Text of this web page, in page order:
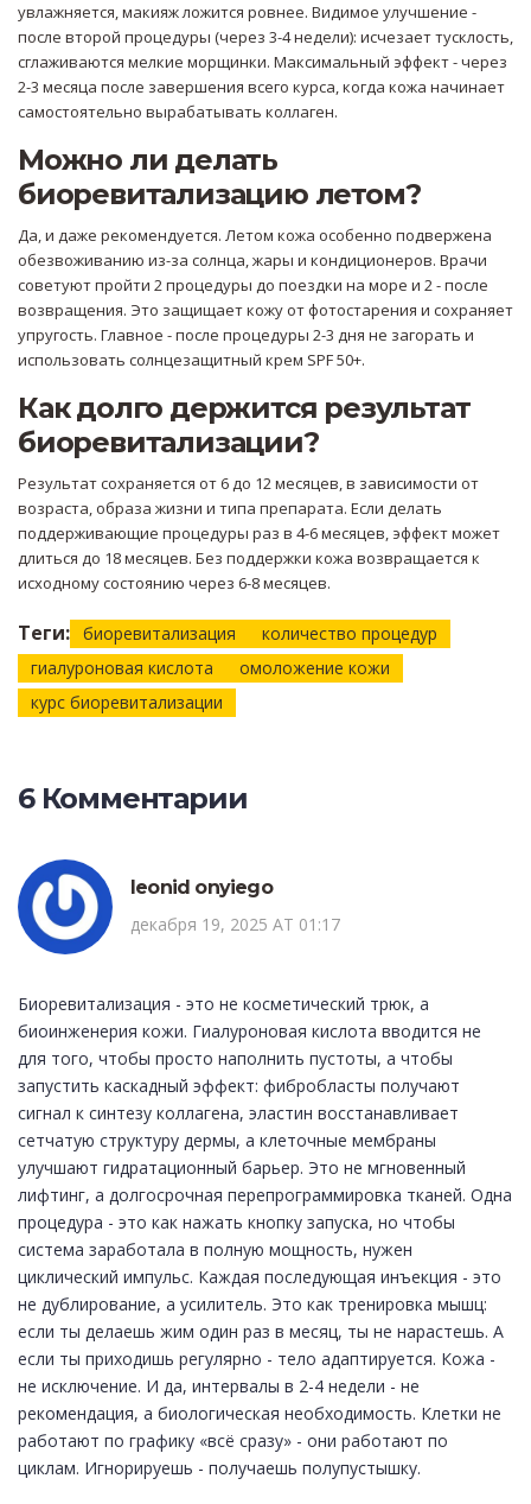
увлажняется, макияж ложится ровнее. Видимое улучшение -
после второй процедуры (через 3-4 недели): исчезает тусклость,
сглаживаются мелкие морщинки. Максимальный эффект - через
2-3 месяца после завершения всего курса, когда кожа начинает
самостоятельно вырабатывать коллаген.
Можно ли делать
биоревитализацию летом?
Да, и даже рекомендуется. Летом кожа особенно подвержена
обезвоживанию из-за солнца, жары и кондиционеров. Врачи
советуют пройти 2 процедуры до поездки на море и 2 - после
возвращения. Это защищает кожу от фотостарения и сохраняет
упругость. Главное - после процедуры 2-3 дня не загорать и
использовать солнцезащитный крем SPF 50+.
Как долго держится результат
биоревитализации?
Результат сохраняется от 6 до 12 месяцев, в зависимости от
возраста, образа жизни и типа препарата. Если делать
поддерживающие процедуры раз в 4-6 месяцев, эффект может
длиться до 18 месяцев. Без поддержки кожа возвращается к
исходному состоянию через 6-8 месяцев.
Теги: биоревитализация
количество процедур
гиалуроновая кислота
омоложение кожи
курс биоревитализации
6 Комментарии
leonid onyiego
декабря 19, 2025 AT 01:17
Биоревитализация - это не косметический трюк, а
биоинженерия кожи. Гиалуроновая кислота вводится не
для того, чтобы просто наполнить пустоты, а чтобы
запустить каскадный эффект: фибробласты получают
сигнал к синтезу коллагена, эластин восстанавливает
сетчатую структуру дермы, а клеточные мембраны
улучшают гидратационный барьер. Это не мгновенный
лифтинг, а долгосрочная перепрограммировка тканей. Одна
процедура - это как нажать кнопку запуска, но чтобы
система заработала в полную мощность, нужен
циклический импульс. Каждая последующая инъекция - это
не дублирование, а усилитель. Это как тренировка мышц:
если ты делаешь жим один раз в месяц, ты не нарастешь. А
если ты приходишь регулярно - тело адаптируется. Кожа -
не исключение. И да, интервалы в 2-4 недели - не
рекомендация, а биологическая необходимость. Клетки не
работают по графику «всё сразу» - они работают по
циклам. Игнорируешь - получаешь полупустышку.